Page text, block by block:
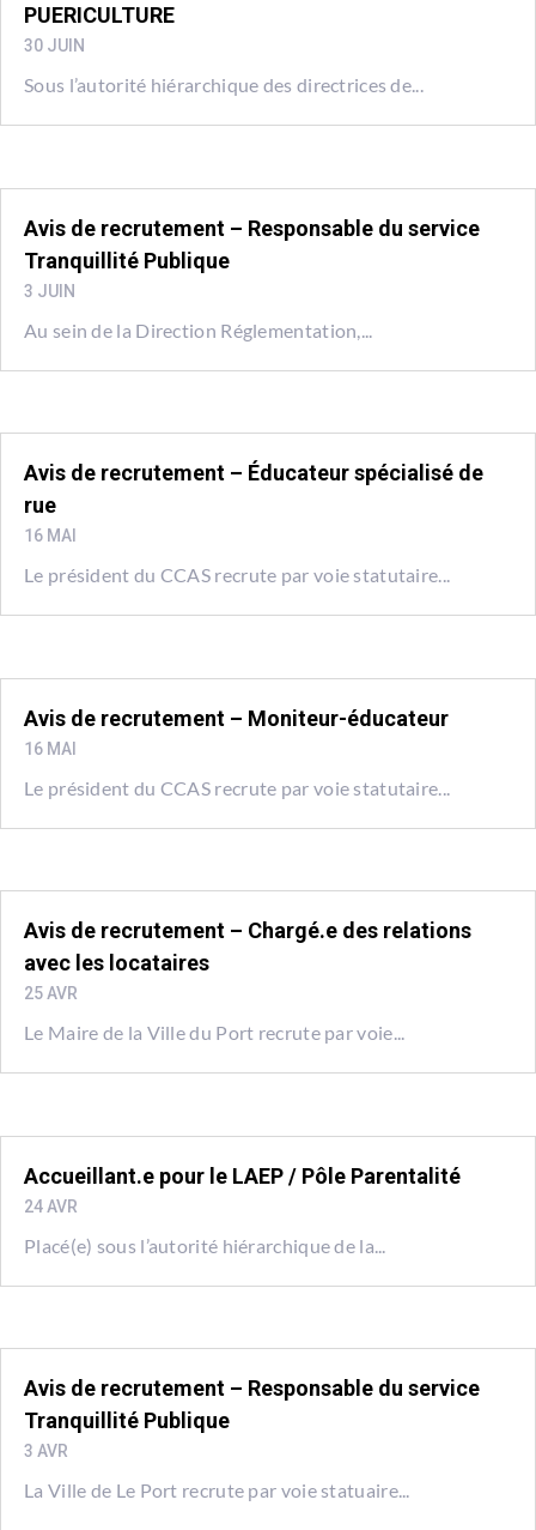
PUERICULTURE
30 JUIN
Sous l’autorité hiérarchique des directrices de...
Avis de recrutement – Responsable du service
Tranquillité Publique
3 JUIN
Au sein de la Direction Réglementation,...
Avis de recrutement – Éducateur spécialisé de
rue
16 MAI
Le président du CCAS recrute par voie statutaire...
Avis de recrutement – Moniteur-éducateur
16 MAI
Le président du CCAS recrute par voie statutaire...
Avis de recrutement – Chargé.e des relations
avec les locataires
25 AVR
Le Maire de la Ville du Port recrute par voie...
Accueillant.e pour le LAEP / Pôle Parentalité
24 AVR
Placé(e) sous l’autorité hiérarchique de la...
Avis de recrutement – Responsable du service
Tranquillité Publique
3 AVR
La Ville de Le Port recrute par voie statuaire...